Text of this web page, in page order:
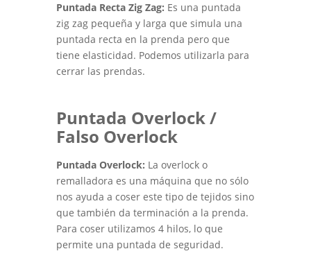
Puntada Recta Zig Zag: Es una puntada
zig zag pequeña y larga que simula una
puntada recta en la prenda pero que
tiene elasticidad. Podemos utilizarla para
cerrar las prendas.
Puntada Overlock /
Falso Overlock
Puntada Overlock: La overlock o
remalladora es una máquina que no sólo
nos ayuda a coser este tipo de tejidos sino
que también da terminación a la prenda.
Para coser utilizamos 4 hilos, lo que
permite una puntada de seguridad.